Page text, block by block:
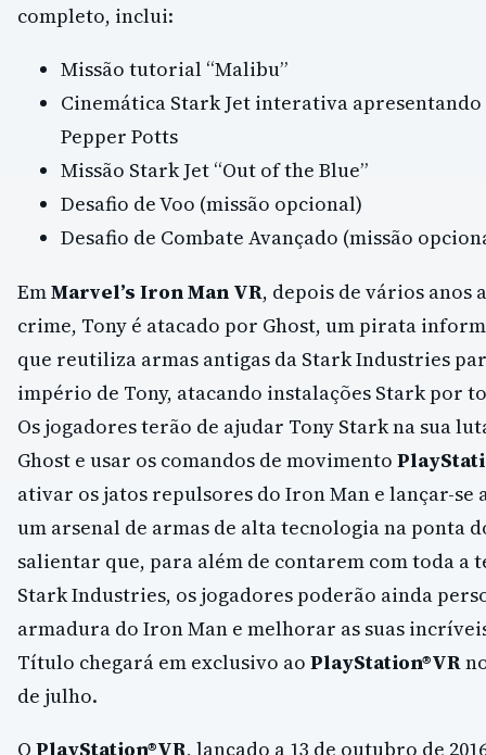
completo, inclui:
Missão tutorial “Malibu”
Cinemática Stark Jet interativa apresentando
Pepper Potts
Missão Stark Jet “Out of the Blue”
Desafio de Voo (missão opcional)
Desafio de Combate Avançado (missão
EmMarvel’s Iron Man VR, depois de vários anos
crime, Tony é atacado por Ghost, um pirata
que reutiliza armas antigas da Stark Industries
império de Tony, atacando instalações Stark por
Os jogadores terão de ajudar Tony Stark na sua
Ghost e usar os comandos de movimento
ativar os jatos repulsores do Iron Man e lançar-se
um arsenal de armas de alta tecnologia na ponta
salientar que, para além de contarem com toda a
Stark Industries, os jogadores poderão ainda
armadura do Iron Man e melhorar as suas
Título chegará em exclusivo ao PlayStation®VR
de julho.
O PlayStation®VR, lançado a 13 de outubro de